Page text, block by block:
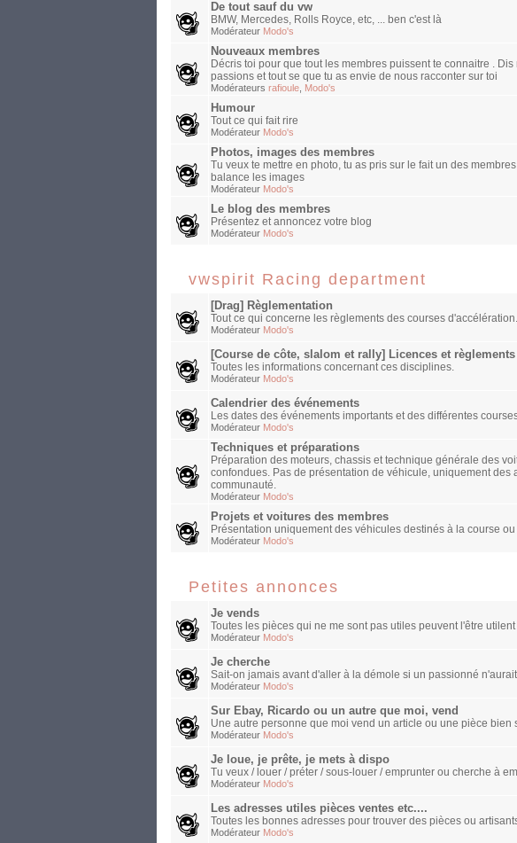
De tout sauf du vw
BMW, Mercedes, Rolls Royce, etc, ... ben c'est là
Modérateur Modo's
Nouveaux membres
Décris toi pour que tout les membres puissent te connaitre .
passions et tout se que tu as envie de nous racconter sur toi
Modérateurs rafioule Modo's
Humour
Tout ce qui fait rire
Modérateur Modo's
Photos, images des membres
Tu veux te mettre en photo, tu as pris sur le fait un des
balance les images
Modérateur Modo's
Le blog des membres
Présentez et annoncez votre blog
Modérateur Modo's
vwspirit Racing department
[Drag] Règlementation
Tout ce qui concerne les règlements des courses d'accélération.
Modérateur Modo's
[Course de côte, slalom et rally] Licences et règlements
Toutes les informations concernant ces disciplines.
Modérateur Modo's
Calendrier des événements
Les dates des événements importants et des différentes
Modérateur Modo's
Techniques et préparations
Préparation des moteurs, chassis et technique générale des
confondues. Pas de présentation de véhicule, uniquement
communauté.
Modérateur Modo's
Projets et voitures des membres
Présentation uniquement des véhicules destinés à la course
Modérateur Modo's
Petites annonces
Je vends
Toutes les pièces qui ne me sont pas utiles peuvent l'être
Modérateur Modo's
Je cherche
Sait-on jamais avant d'aller à la démole si un passionné
Modérateur Modo's
Sur Ebay, Ricardo ou un autre que moi, vend
Une autre personne que moi vend un article ou une pièce bien
Modérateur Modo's
Je loue, je prête, je mets à dispo
Tu veux / louer / préter / sous-louer / emprunter ou cherche à
Modérateur Modo's
Les adresses utiles pièces ventes etc....
Toutes les bonnes adresses pour trouver des pièces ou
Modérateur Modo's